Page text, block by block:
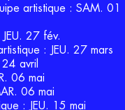
artistique : SAM. 01
27 fév.
: JEU. 27 mars
avril
06 mai
06 mai
: JEU. 15 mai